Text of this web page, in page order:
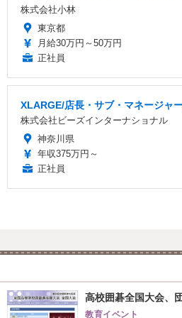
株式会社小林
東京都
月給30万円～50万円
正社員
XLARGE/店長・サブ・マネージャ
株式会社ビーズインターナショナル
神奈川県
年収375万円～
正社員
高校囲碁全国大会、
教育イベント